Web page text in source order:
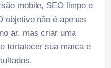
mobile, SEO limpo e
objetivo não é apenas
ar, mas criar uma
fortalecer sua marca e